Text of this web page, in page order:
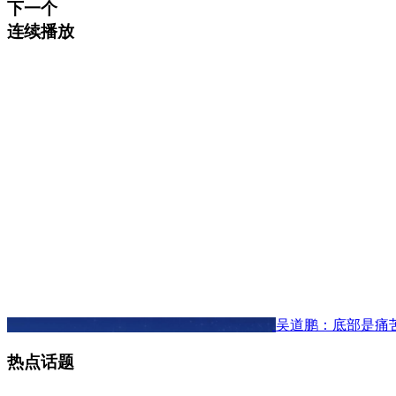
下一个
连续播放
吴道鹏：底部是痛
热点话题